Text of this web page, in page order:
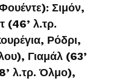
Σιμόν,
(46’ λ.τρ.
Ρόδρι,
Γιαμάλ (63’
λ.τρ. Όλμο),